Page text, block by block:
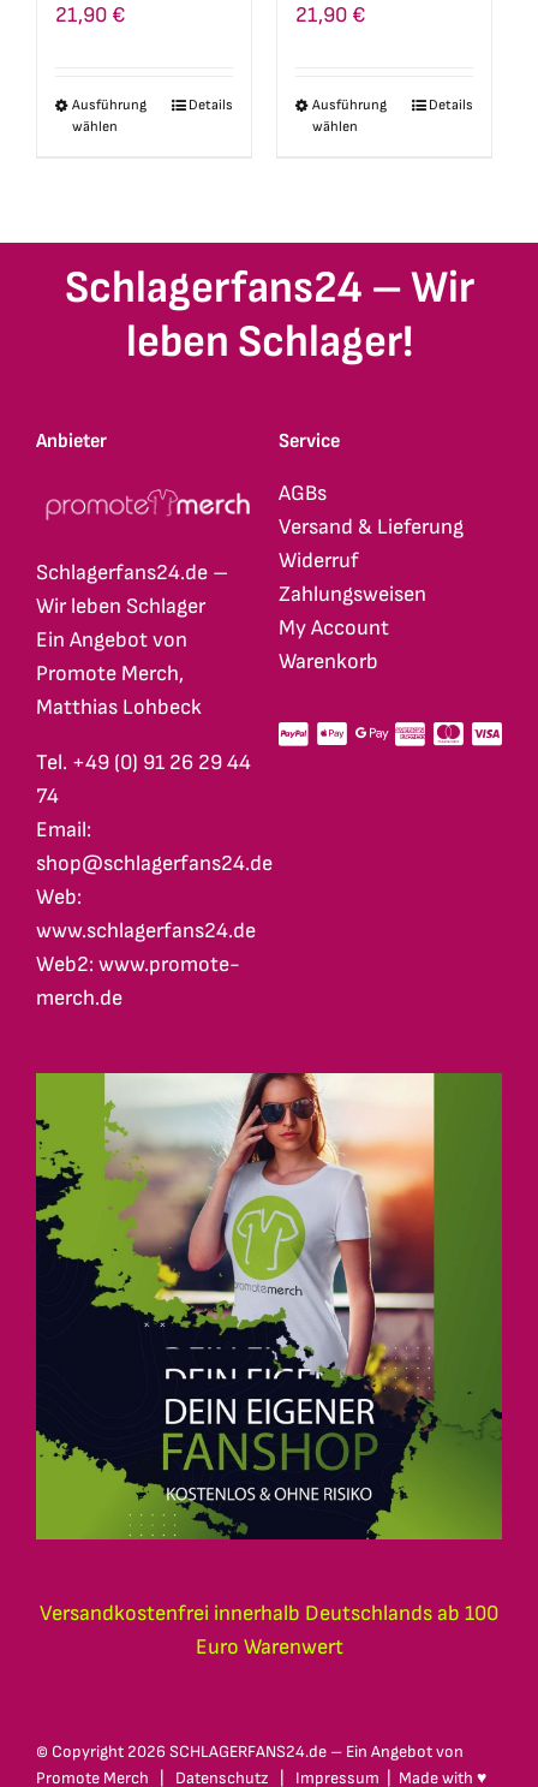
21,90 €
Ausführung
wählen
Dieses
Varianten
auf.
Die
Optionen
gewählt
Details
21,90 €
Ausführung
wählen
Dieses
Varianten
auf.
Optionen
gewählt
Details
Schlagerfans24 – Wir
leben Schlager!
Anbieter
Schlagerfans24.de –
Wir leben Schlager
Ein Angebot von
Promote Merch,
Matthias Lohbeck
Tel. +49 (0) 91 26 29 44
74
Email:
shop@schlagerfans24.de
Web:
www.schlagerfans24.de
Web2: www.promote-
merch.de
Service
AGBs
Versand & Lieferung
Widerruf
Zahlungsweisen
My Account
Warenkorb
Versandkostenfrei innerhalb Deutschlands ab 100
Euro Warenwert
© Copyright 2026 SCHLAGERFANS24.de – Ein Angebot von
Promote Merch
Datenschutz Impressum | Made with ♥